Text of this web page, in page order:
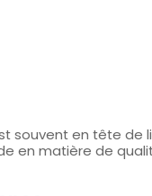
souvent en tête de
en matière de